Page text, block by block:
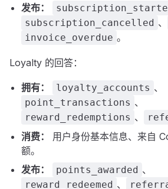
发布：
subscription_cancelled 、
invoice_overdue 。
Loyalty 的回答：
拥有： loyalty_accounts 、
point_transactions 、
reward_redemptions 、
消费：
用户身份基本信息、来自
额。
发布：
points_awarded 、
reward_redeemed 、